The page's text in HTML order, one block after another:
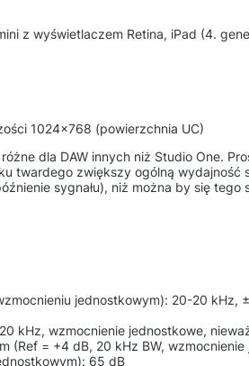
z wyświetlaczem Retina, iPad (4.
1024x768 (powierzchnia UC)
dla DAW innych niż Studio One.
twardego zwiększy ogólną
sygnału), niż można by się tego
jednostkowym): 20-20 kHz,
kHz, wzmocnienie jednostkowe,
(Ref = +4 dB, 20 kHz BW,
65 dB